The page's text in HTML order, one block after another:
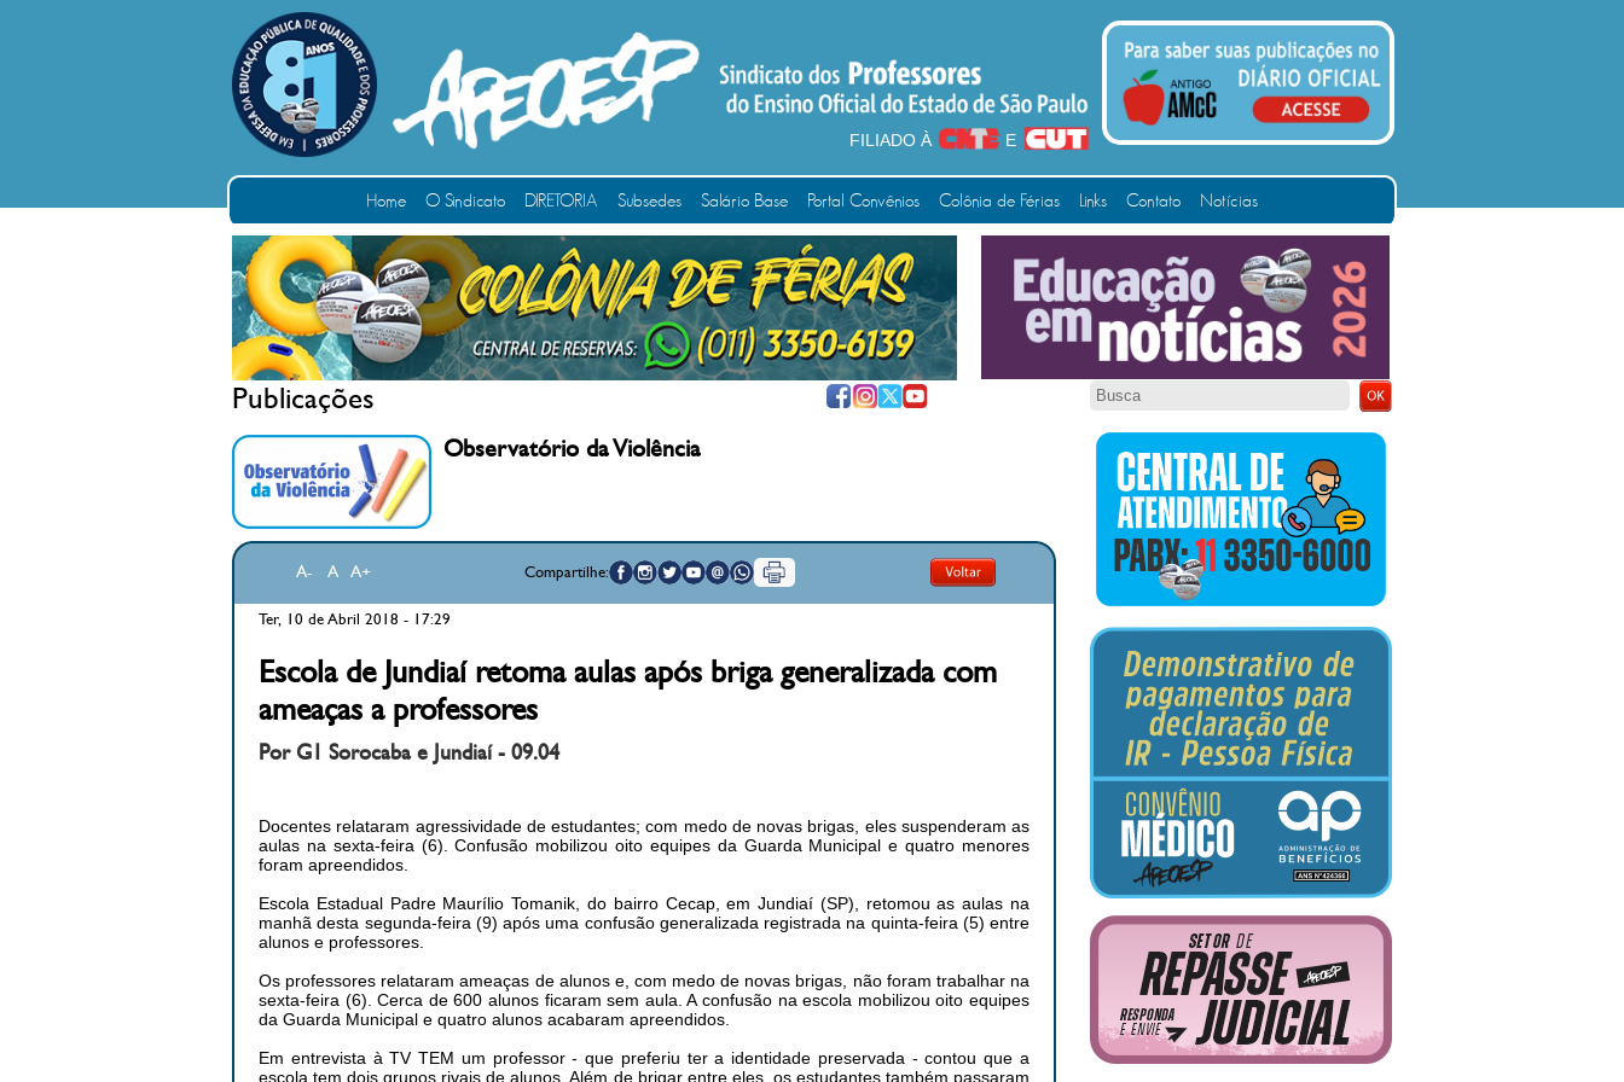
FILIADO À E
Home O Sindicato DIRETORIA Subsedes Salário Base Portal Convênios Colônia de Férias Links Contato Notícias
Publicações
Observatório da Violência
A- A A+ Compartilhe:
Ter, 10 de Abril 2018 - 17:29
Escola de Jundiaí retoma aulas após briga generalizada com
ameaças a professores
Por G1 Sorocaba e Jundiaí - 09.04
Docentes relataram agressividade de estudantes; com medo de novas brigas, eles suspenderam as
aulas na sexta-feira (6). Confusão mobilizou oito equipes da Guarda Municipal e quatro menores
foram apreendidos.
Escola Estadual Padre Maurílio Tomanik, do bairro Cecap, em Jundiaí (SP), retomou as aulas na
manhã desta segunda-feira (9) após uma confusão generalizada registrada na quinta-feira (5) entre
alunos e professores.
Os professores relataram ameaças de alunos e, com medo de novas brigas, não foram trabalhar na
sexta-feira (6). Cerca de 600 alunos ficaram sem aula. A confusão na escola mobilizou oito equipes
da Guarda Municipal e quatro alunos acabaram apreendidos.
Em entrevista à TV TEM um professor - que preferiu ter a identidade preservada - contou que a
escola tem dois grupos rivais de alunos. Além de brigar entre eles, os estudantes também passaram